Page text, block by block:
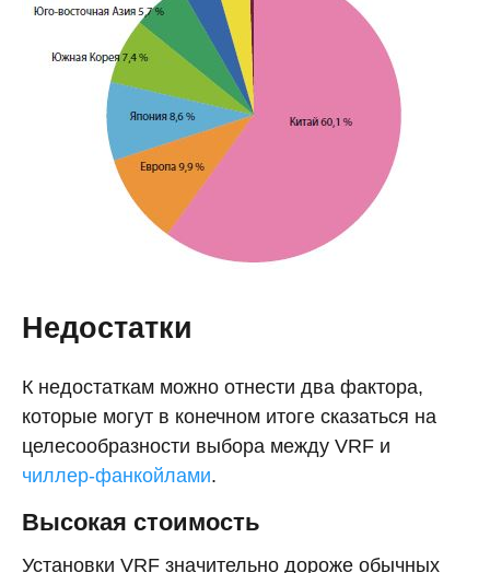
Недостатки
К недостаткам можно отнести два фактора,
которые могут в конечном итоге сказаться на
целесообразности выбора между VRF и
чиллер-фанкойлами.
Высокая стоимость
Установки VRF значительно дороже обычных